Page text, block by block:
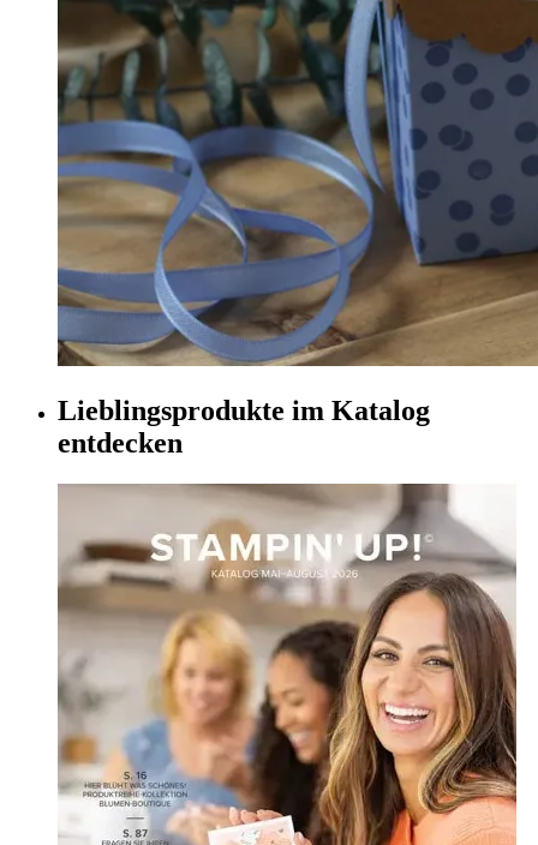
Lieblingsprodukte im Katalog
entdecken